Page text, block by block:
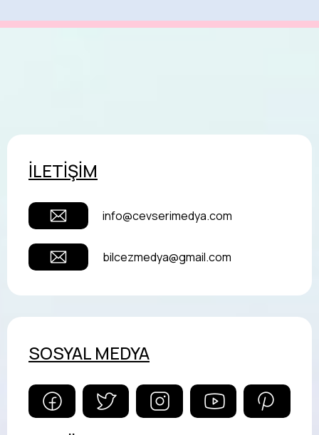
İLETİŞİM
info@cevserimedya.com
bilcezmedya@gmail.com
SOSYAL MEDYA